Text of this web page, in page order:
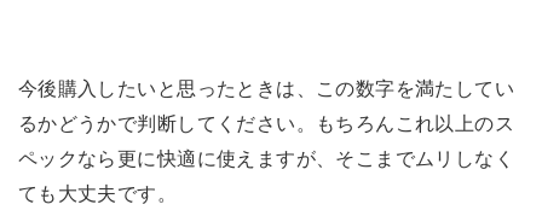
今後購入したいと思ったときは、この数字を満たしてい
るかどうかで判断してください。もちろんこれ以上のス
ペックなら更に快適に使えますが、そこまでムリしなく
ても大丈夫です。